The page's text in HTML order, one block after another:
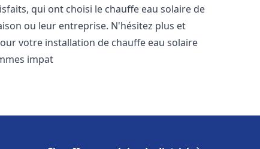
qui ont choisi le chauffe eau solaire de
ou leur entreprise. N'hésitez plus et
votre installation de chauffe eau solaire
impat